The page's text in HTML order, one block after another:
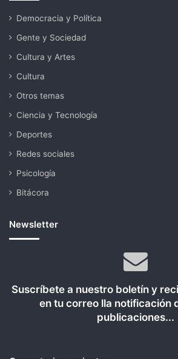
Democracia y Política
Gente y Sociedad
Cultura y Artes
Cultura
Otros temas
Ciencia y Tecnología
Deportes
Redes sociales
Psicología
Bitácora
Newsletter
Suscríbete a nuestro boletín y
en tu correo lla notificación
publicaciones...